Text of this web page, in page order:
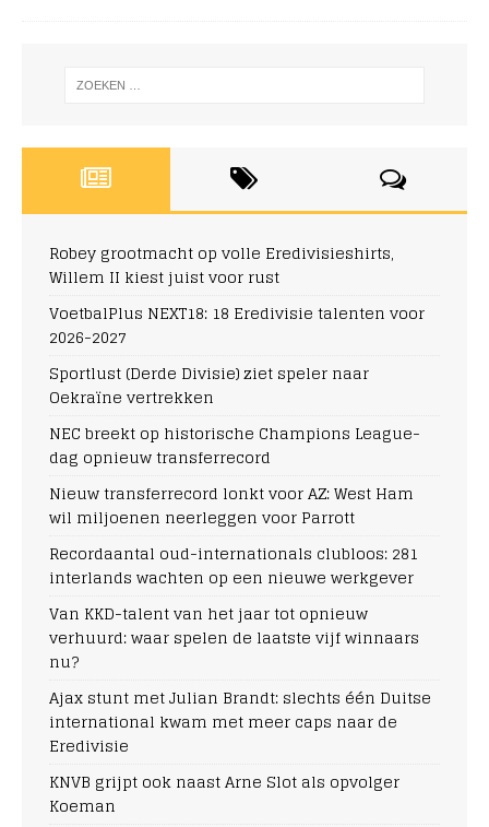
Robey grootmacht op volle Eredivisieshirts,
Willem II kiest juist voor rust
VoetbalPlus NEXT18: 18 Eredivisie talenten voor
2026-2027
Sportlust (Derde Divisie) ziet speler naar
Oekraïne vertrekken
NEC breekt op historische Champions League-
dag opnieuw transferrecord
Nieuw transferrecord lonkt voor AZ: West Ham
wil miljoenen neerleggen voor Parrott
Recordaantal oud-internationals clubloos: 281
interlands wachten op een nieuwe werkgever
Van KKD-talent van het jaar tot opnieuw
verhuurd: waar spelen de laatste vijf winnaars
nu?
Ajax stunt met Julian Brandt: slechts één Duitse
international kwam met meer caps naar de
Eredivisie
KNVB grijpt ook naast Arne Slot als opvolger
Koeman